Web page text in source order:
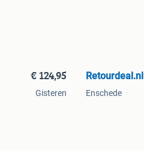
€ 124,95
Gisteren
Retourdeal.nl
Enschede